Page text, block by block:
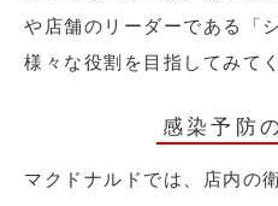
や店舗のリーダーである「
様々な役割を目指してみて
感染予防
マクドナルドでは、店内の